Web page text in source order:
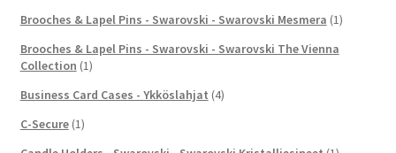
Brooches & Lapel Pins - Swarovski - Swarovski Mesmera (1)
Brooches & Lapel Pins - Swarovski - Swarovski The Vienna
Collection (1)
Business Card Cases - Ykköslahjat (4)
C-Secure (1)